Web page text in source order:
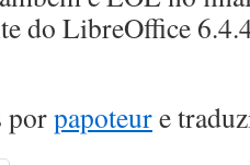
do LibreOffice
porpapoteure